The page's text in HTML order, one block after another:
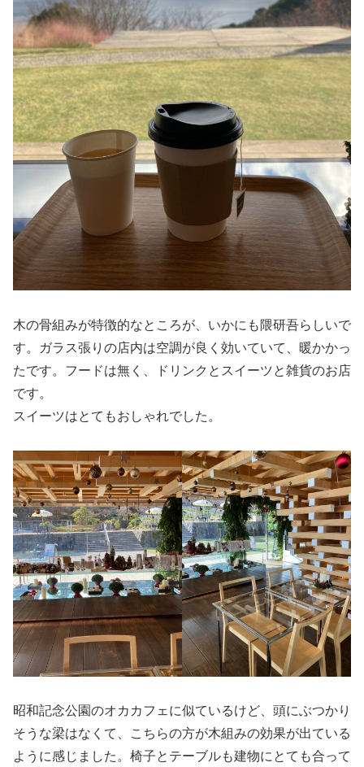
木の骨組みが特徴的なところが、いかにも隈研吾らしいで
す。ガラス張りの店内は空調が良く効いていて、暖かかっ
たです。フードは無く、ドリンクとスイーツと雑貨のお店
です。
スイーツはとてもおしゃれでした。
昭和記念公園のオカカフェに似ているけど、頭にぶつかり
そうな梁はなくて、こちらの方が木組みの効果が出ている
ように感じました。椅子とテーブルも建物にとても合って